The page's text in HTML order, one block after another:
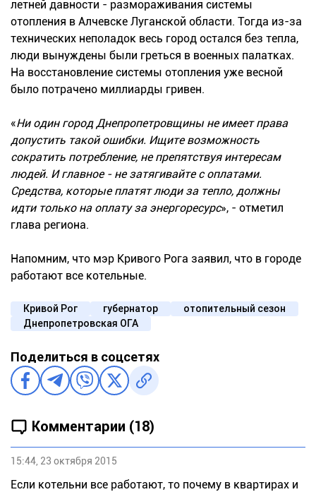
летней давности - размораживания системы
отопления в Алчевске Луганской области. Тогда из-за
технических неполадок весь город остался без тепла,
люди вынуждены были греться в военных палатках.
На восстановление системы отопления уже весной
было потрачено миллиарды гривен.
«Ни один город Днепропетровщины не имеет права
допустить такой ошибки. Ищите возможность
сократить потребление, не препятствуя интересам
людей. И главное - не затягивайте с оплатами.
Средства, которые платят люди за тепло, должны
идти только на оплату за энергоресурс», - отметил
глава региона.
Напомним, что мэр Кривого Рога заявил, что в городе
работают все котельные.
Кривой Рог губернатор
отопительный сезон
Днепропетровская ОГА
Поделиться в соцсетях
Комментарии (18)
15:44, 23 октября 2015
Если котельни все работают, то почему в квартирах и